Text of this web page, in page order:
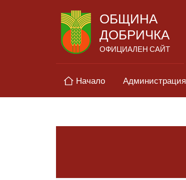
ОБЩИНА
ДОБРИЧКА
ОФИЦИАЛЕН САЙТ
Начало Администрация